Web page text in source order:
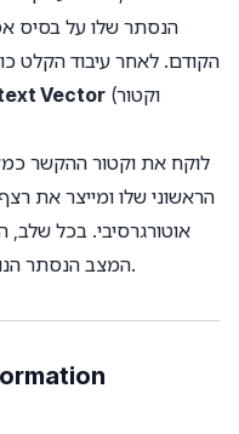
הנסתר שלו על בסיס
הקודם. לאחר עיבוד הקלט
Vector (וקטור
הראשוני שלו ומייצר את
אוטורגרסיבי. בכל
המצב הנסתר הנוכחי שלו והמילה שנוצרה קודם לכן.